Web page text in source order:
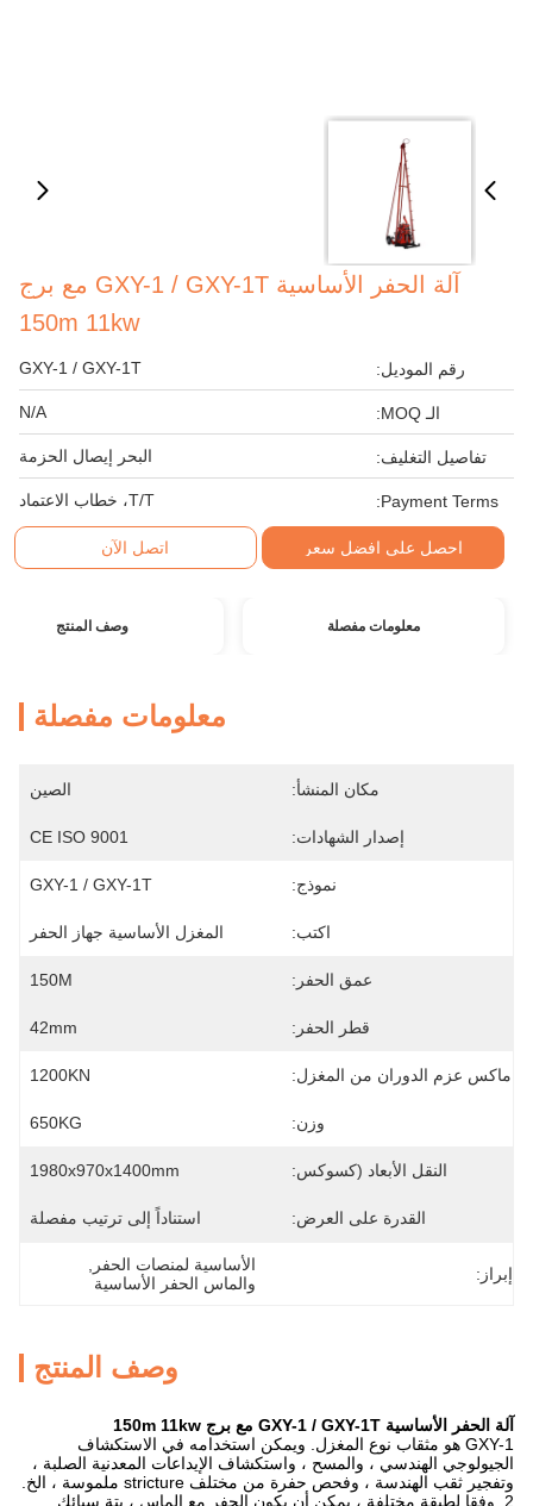
آلة الحفر الأساسية GXY-1 / GXY-1T مع برج
150m 11kw
رقم الموديل: GXY-1 / GXY-1T
الـ MOQ: N/A
تفاصيل التغليف: البحر إيصال الحزمة
Payment Terms: T/T، خطاب الاعتماد
احصل على افضل سعر اتصل الآن
معلومات مفصلة وصف المنتج
معلومات مفصلة
مكان المنشأ: الصين
إصدار الشهادات: CE ISO 9001
نموذج: GXY-1 / GXY-1T
اكتب: المغزل الأساسية جهاز الحفر
عمق الحفر: 150M
قطر الحفر: 42mm
ماكس عزم الدوران من المغزل: 1200KN
وزن: 650KG
النقل الأبعاد (كسوكس: 1980x970x1400mm
القدرة على العرض: استناداً إلى ترتيب مفصلة
إبراز: الأساسية لمنصات الحفر
والماس الحفر الأساسية
وصف المنتج
آلة الحفر الأساسية GXY-1 / GXY-1T مع برج 150m 11kw
GXY-1 هو مثقاب نوع المغزل. ويمكن استخدامه في الاستكشاف
الجيولوجي الهندسي ، والمسح ، واستكشاف الإيداعات المعدنية الصلبة ،
وتفجير ثقب الهندسة ، وفحص حفرة من مختلف stricture ملموسة ، الخ.
2. وفقا لطبقة مختلفة ، يمكن أن يكون الحفر مع الماس ، بتة سبائك